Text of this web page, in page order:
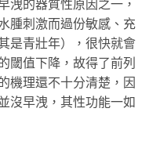
洩的器質性原因之一，
腫刺激而過份敏感、充
是青壯年），很快就會
閾值下降，故得了前列
機理還不十分清楚，因
沒早洩，其性功能一如